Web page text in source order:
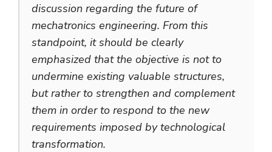
discussion regarding the future of
mechatronics engineering. From this
standpoint, it should be clearly
emphasized that the objective is not to
undermine existing valuable structures,
but rather to strengthen and complement
them in order to respond to the new
requirements imposed by technological
transformation.